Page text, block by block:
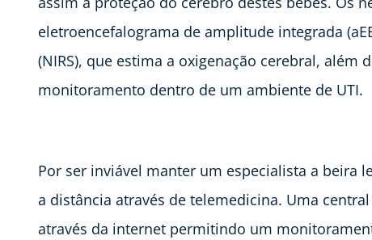
eletroencefalograma de amplitude integrada
(NIRS), que estima a oxigenação cerebral,
monitoramento dentro de um ambiente de UTI.
Por ser inviável manter um especialista a beira
a distância através de telemedicina. Uma
através da internet permitindo um